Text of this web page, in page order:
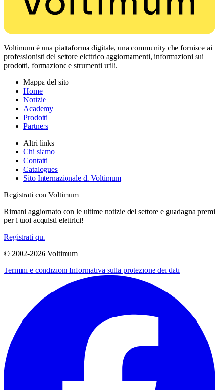
Voltimum è una piattaforma digitale, una community che fornisce ai
professionisti del settore elettrico aggiornamenti, informazioni sui
prodotti, formazione e strumenti utili.
Mappa del sito
Home
Notizie
Academy
Prodotti
Partners
Altri links
Chi siamo
Contatti
Catalogues
Sito Internazionale di Voltimum
Registrati con Voltimum
Rimani aggiornato con le ultime notizie del settore e guadagna premi
per i tuoi acquisti elettrici!
Registrati qui
© 2002-2026 Voltimum
Termini e condizioni Informativa sulla protezione dei dati